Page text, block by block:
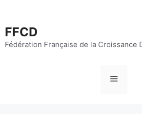
FFCD
Fédération Française de la Croissance